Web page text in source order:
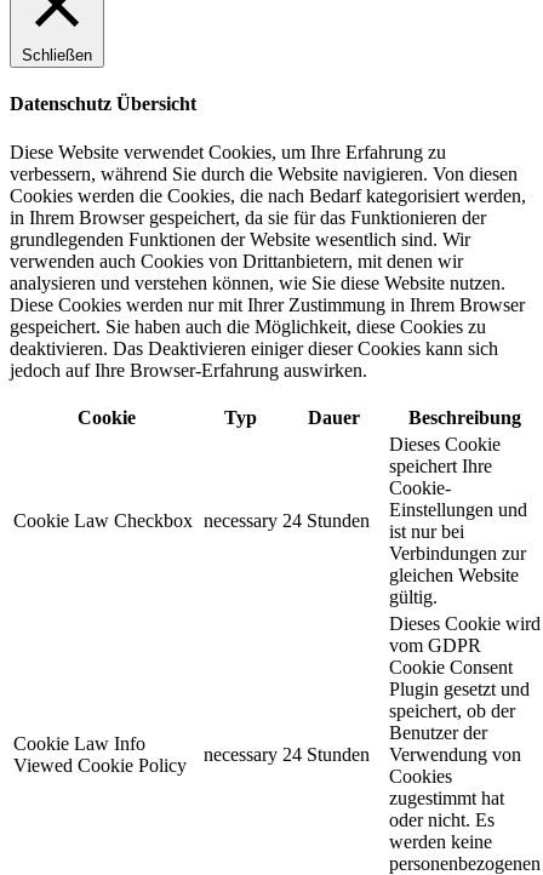
Schließen
Datenschutz Übersicht
Diese Website verwendet Cookies, um Ihre Erfahrung zu
verbessern, während Sie durch die Website navigieren. Von diesen
Cookies werden die Cookies, die nach Bedarf kategorisiert werden,
in Ihrem Browser gespeichert, da sie für das Funktionieren der
grundlegenden Funktionen der Website wesentlich sind. Wir
verwenden auch Cookies von Drittanbietern, mit denen wir
analysieren und verstehen können, wie Sie diese Website nutzen.
Diese Cookies werden nur mit Ihrer Zustimmung in Ihrem Browser
gespeichert. Sie haben auch die Möglichkeit, diese Cookies zu
deaktivieren. Das Deaktivieren einiger dieser Cookies kann sich
jedoch auf Ihre Browser-Erfahrung auswirken.
Cookie Typ Dauer Beschreibung
Cookie Law Checkbox necessary 24 Stunden
Dieses Cookie
speichert Ihre
Cookie-
Einstellungen und
ist nur bei
Verbindungen zur
gleichen Website
gültig.
Cookie Law Info
Viewed Cookie Policy
necessary 24 Stunden
Dieses Cookie wird
vom GDPR
Cookie Consent
Plugin gesetzt und
speichert, ob der
Benutzer der
Verwendung von
Cookies
zugestimmt hat
oder nicht. Es
werden keine
personenbezogenen